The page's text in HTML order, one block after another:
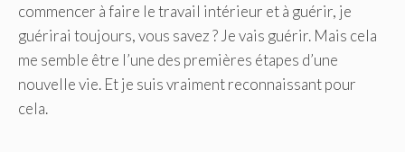
commencer à faire le travail intérieur et à guérir, je
guérirai toujours, vous savez ? Je vais guérir. Mais cela
me semble être l’une des premières étapes d’une
nouvelle vie. Et je suis vraiment reconnaissant pour
cela.